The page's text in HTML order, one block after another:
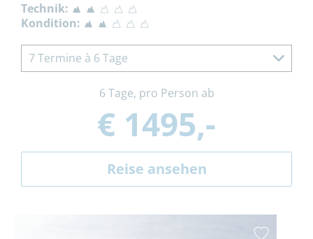
Technik:
Kondition:
7 Termine à 6 Tage
6 Tage, pro Person ab
€ 1495,-
Reise ansehen